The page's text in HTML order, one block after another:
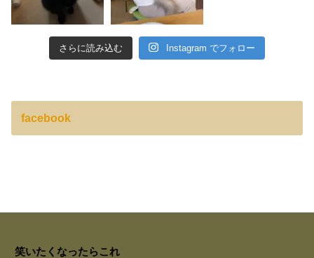
さらに読み込む Instagram でフォロー
facebook
笑いたくなったらこれ